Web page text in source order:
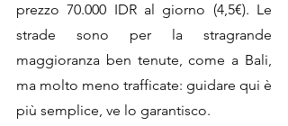
prezzo 70.000 IDR al giorno (4,5€). Le
strade sono per la stragrande
maggioranza ben tenute, come a Bali,
ma molto meno trafficate: guidare qui è
più semplice, ve lo garantisco.